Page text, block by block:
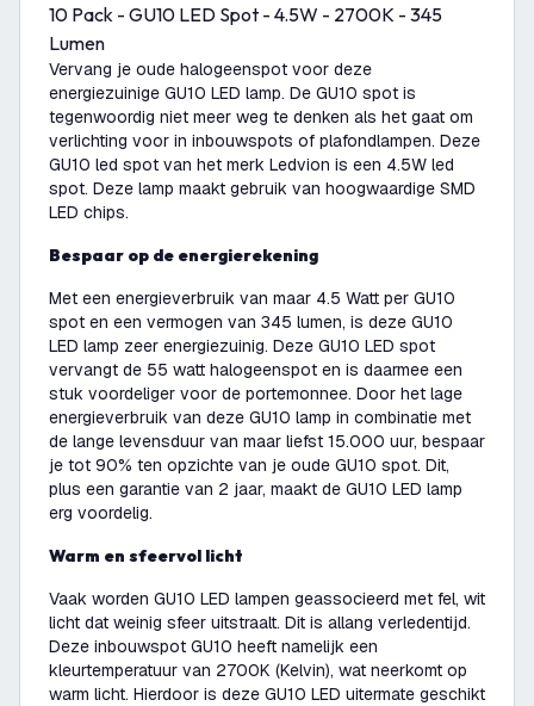
10 Pack - GU10 LED Spot - 4.5W - 2700K - 345
Lumen
Vervang je oude halogeenspot voor deze
energiezuinige GU10 LED lamp. De GU10 spot is
tegenwoordig niet meer weg te denken als het gaat om
verlichting voor in inbouwspots of plafondlampen. Deze
GU10 led spot van het merk Ledvion is een 4.5W led
spot. Deze lamp maakt gebruik van hoogwaardige SMD
LED chips.
Bespaar op de energierekening
Met een energieverbruik van maar 4.5 Watt per GU10
spot en een vermogen van 345 lumen, is deze GU10
LED lamp zeer energiezuinig. Deze GU10 LED spot
vervangt de 55 watt halogeenspot en is daarmee een
stuk voordeliger voor de portemonnee. Door het lage
energieverbruik van deze GU10 lamp in combinatie met
de lange levensduur van maar liefst 15.000 uur, bespaar
je tot 90% ten opzichte van je oude GU10 spot. Dit,
plus een garantie van 2 jaar, maakt de GU10 LED lamp
erg voordelig.
Warm en sfeervol licht
Vaak worden GU10 LED lampen geassocieerd met fel, wit
licht dat weinig sfeer uitstraalt. Dit is allang verledentijd.
Deze inbouwspot GU10 heeft namelijk een
kleurtemperatuur van 2700K (Kelvin), wat neerkomt op
warm licht. Hierdoor is deze GU10 LED uitermate geschikt